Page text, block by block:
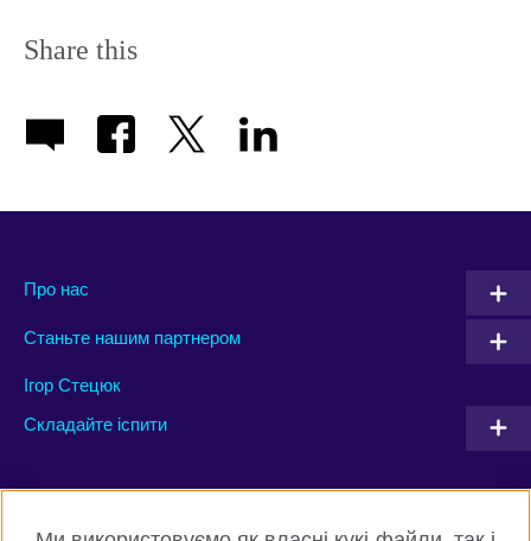
Share this
Про нас
Станьте нашим партнером
Ігор Стецюк
Складайте іспити
Connect with us